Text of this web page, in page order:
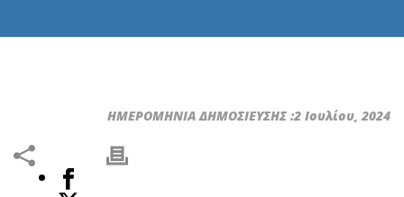
ΗΜΕΡΟΜΗΝΙΑ ΔΗΜΟΣΙΕΥΣΗΣ :2 Ιουλίου, 2024